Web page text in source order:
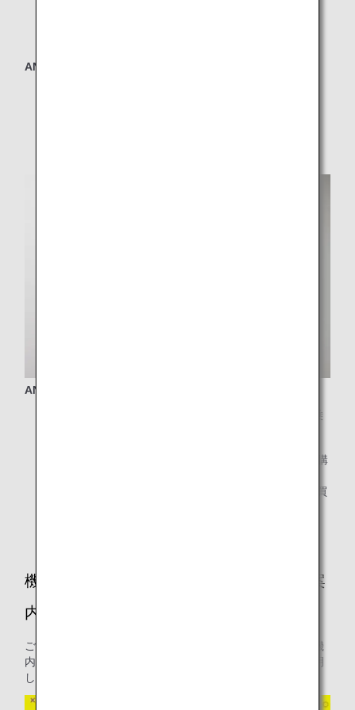
ANA ふわふわHONUマスコットセット
ANA HONU ぬいぐるみ（ラニ・カイ・ラー）
* 機内でのご注文：FLYING HONU（A380型機）ご搭乗
* プリオーダーサービス：全路線で「3色セット」をご購
FLYING HONU（A380型機）にご搭乗のお客様のみお買
機内免税品プリオーダーサービスご利用案
内
ご搭乗前に機内免税品販売の商品をお申し込みいただける機
内免税品プリオーダーサービスについてご利用の流れを説明
します。